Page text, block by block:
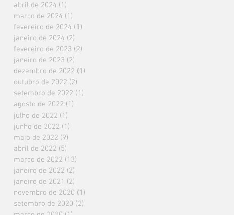
abril de 2024 (1)
março de 2024 (1)
fevereiro de 2024 (1)
janeiro de 2024 (2)
fevereiro de 2023 (2)
janeiro de 2023 (2)
dezembro de 2022 (1)
outubro de 2022 (2)
setembro de 2022 (1)
agosto de 2022 (1)
julho de 2022 (1)
junho de 2022 (1)
maio de 2022 (9)
abril de 2022 (5)
março de 2022 (13)
janeiro de 2022 (2)
janeiro de 2021 (2)
novembro de 2020 (1)
setembro de 2020 (2)